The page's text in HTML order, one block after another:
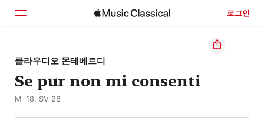
로그인
홈
둘러보기
클라우디오 몬테베르디
Se pur non mi consenti
M i18, SV 28